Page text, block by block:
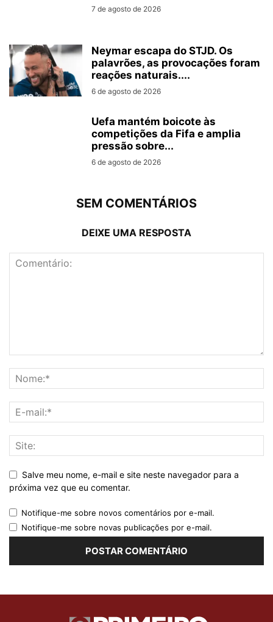
7 de agosto de 2026
Neymar escapa do STJD. Os
palavrões, as provocações foram
reações naturais....
6 de agosto de 2026
Uefa mantém boicote às
competições da Fifa e amplia
pressão sobre...
6 de agosto de 2026
SEM COMENTÁRIOS
DEIXE UMA RESPOSTA
Salve meu nome, e-mail e site neste navegador para a
próxima vez que eu comentar.
Notifique-me sobre novos comentários por e-mail.
Notifique-me sobre novas publicações por e-mail.